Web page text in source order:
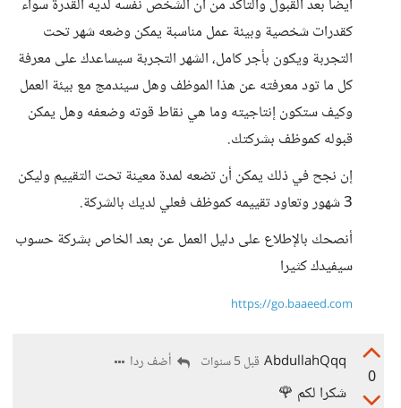
أيضا بعد القبول والتأكد من أن الشخص نفسه لديه القدرة سواء
كقدرات شخصية وبيئة عمل مناسبة يمكن وضعه شهر تحت
التجربة ويكون بأجر كامل، الشهر التجربة سيساعدك على معرفة
كل ما تود معرفته عن هذا الموظف وهل سيندمج مع بيئة العمل
وكيف ستكون إنتاجيته وما هي نقاط قوته وضعفه وهل يمكن
قبوله كموظف بشركتك.
إن نجح في ذلك يمكن أن تضعه لمدة معينة تحت التقييم وليكن
3 شهور وتعاود تقييمه كموظف فعلي لديك بالشركة.
أنصحك بالإطلاع على دليل العمل عن بعد الخاص بشركة حسوب
سيفيدك كثيرا
https://go.baaeed.com
0
AbdullahQqq قبل 5 سنوات أضف ردا
شكرا لكم 🌹